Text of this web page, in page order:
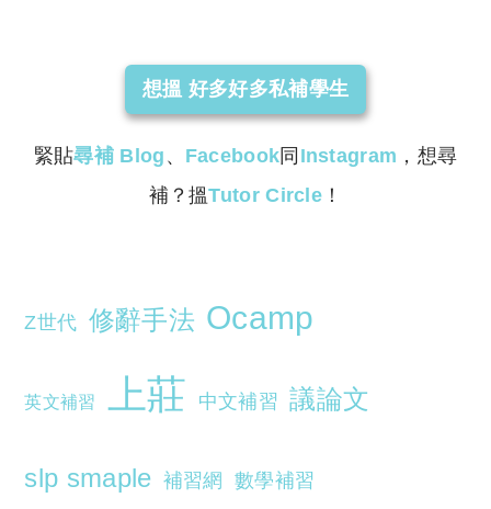
想搵 好多好多私補學生
緊貼尋補 Blog 、 Facebook同 Instagram ，想尋
補？搵Tutor Circle ！
Z世代 修辭手法 Ocamp
英文補習 上莊 中文補習 議論文
slp smaple 補習網 數學補習